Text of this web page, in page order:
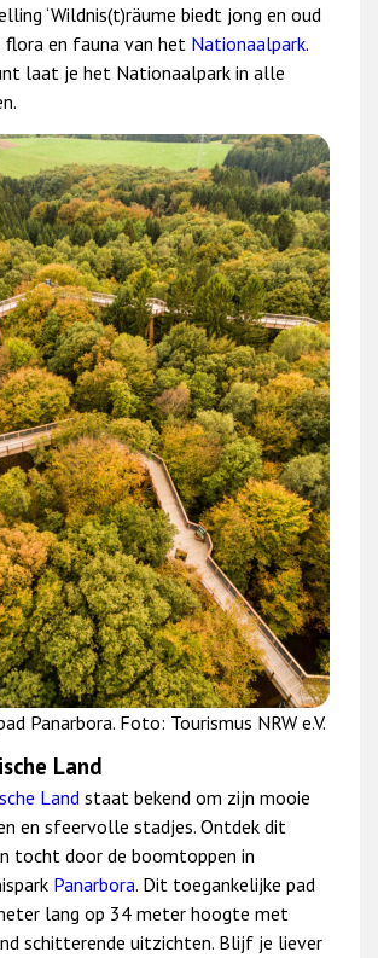
‘Wildnis(t)räume biedt jong en oud
flora en fauna van het Nationaalpark.
laat je het Nationaalpark in alle
Panarbora. Foto: Tourismus NRW e.V.
Land
Land staat bekend om zijn mooie
en sfeervolle stadjes. Ontdek dit
tocht door de boomtoppen in
Panarbora. Dit toegankelijke pad
lang op 34 meter hoogte met
schitterende uitzichten. Blijf je liever